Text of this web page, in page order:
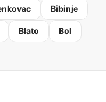
Bibinje
Blato Bol